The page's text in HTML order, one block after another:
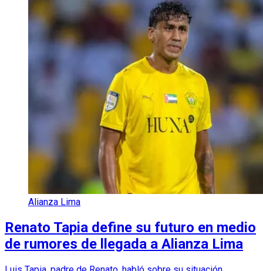
Alianza Lima
Renato Tapia define su futuro en medio
de rumores de llegada a Alianza Lima